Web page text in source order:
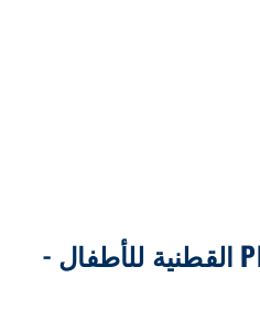
جوارب PETIT BATEAU القطنية للأطفال -